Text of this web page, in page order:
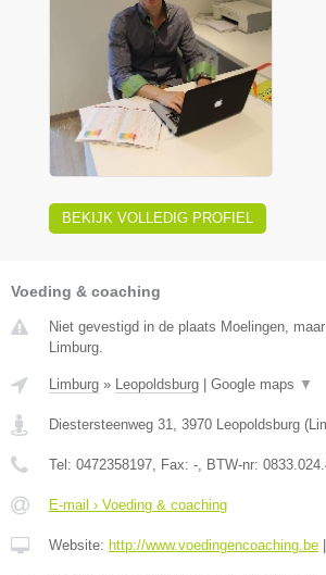
BEKIJK VOLLEDIG PROFIEL
Voeding & coaching
Niet gevestigd in de plaats Moelingen,
Limburg.
Limburg » Leopoldsburg Google maps ▼
Diestersteenweg 31, 3970 Leopoldsburg (
Tel: 0472358197, Fax: -, BTW-nr:
E-mail › Voeding & coaching
Website: http://www.voedingencoaching.be